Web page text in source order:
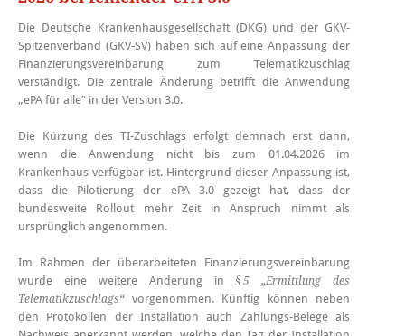
Die Deutsche Krankenhausgesellschaft (DKG) und der GKV-
Spitzenverband (GKV-SV) haben sich auf eine Anpassung der
Finanzierungsvereinbarung zum Telematikzuschlag
verständigt. Die zentrale Änderung betrifft die Anwendung
„ePA für alle“ in der Version 3.0.
Die Kürzung des TI-Zuschlags erfolgt demnach erst dann,
wenn die Anwendung nicht bis zum 01.04.2026 im
Krankenhaus verfügbar ist. Hintergrund dieser Anpassung ist,
dass die Pilotierung der ePA 3.0 gezeigt hat, dass der
bundesweite Rollout mehr Zeit in Anspruch nimmt als
ursprünglich angenommen.
Im Rahmen der überarbeiteten Finanzierungsvereinbarung
wurde eine weitere Änderung in§ 5„Ermittlung des
Telematikzuschlags“vorgenommen. Künftig können neben
den Protokollen der Installation auch Zahlungs-Belege als